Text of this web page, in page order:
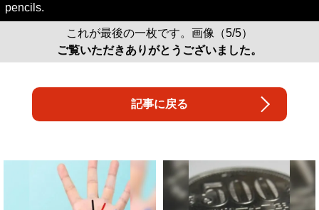
pencils.
これが最後の一枚です。画像（5/5）
ご覧いただきありがとうございました。
記事に戻る